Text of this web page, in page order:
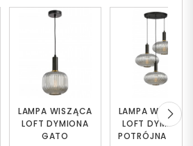
LAMPA WISZĄCA
LOFT DYMIONA
GATO
LAMPA WISZĄCA
LOFT DYMIONA
POTRÓJNA FLORI